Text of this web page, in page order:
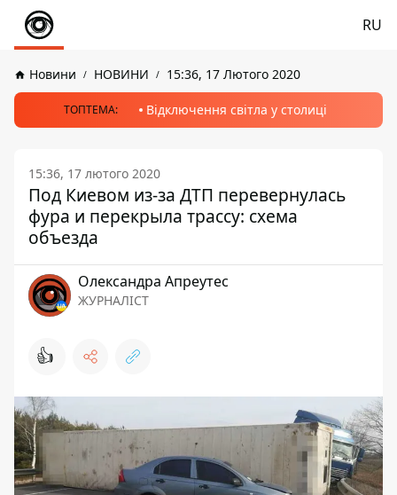
RU
Новини НОВИНИ 15:36, 17 Лютого 2020
ТОПТЕМА: Відключення світла у столиці
15:36, 17 лютого 2020
Под Киевом из-за ДТП перевернулась
фура и перекрыла трассу: схема
объезда
Олександра Апреутес
ЖУРНАЛІСТ
👍